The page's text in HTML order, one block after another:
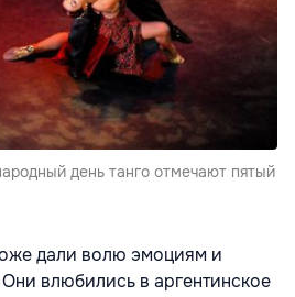
день танго отмечают пятый
дали волю эмоциям и
влюбились в аргентинское